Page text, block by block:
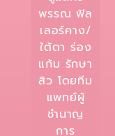
พรรณ ฟิล
เลอร์คาง/
ใต้ตา ร่อง
แก้ม รักษา
สิว โดยทีม
แพทย์ผู้
ชำนาญ
การ